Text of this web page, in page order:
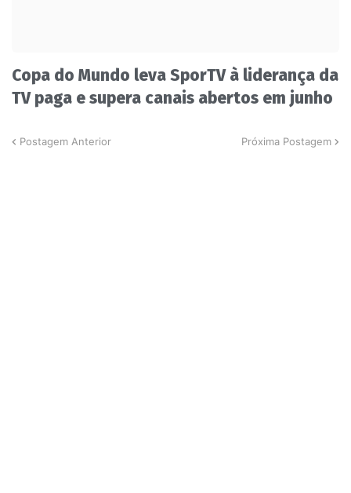
Copa do Mundo leva SporTV à liderança da
TV paga e supera canais abertos em junho
Postagem Anterior Próxima Postagem